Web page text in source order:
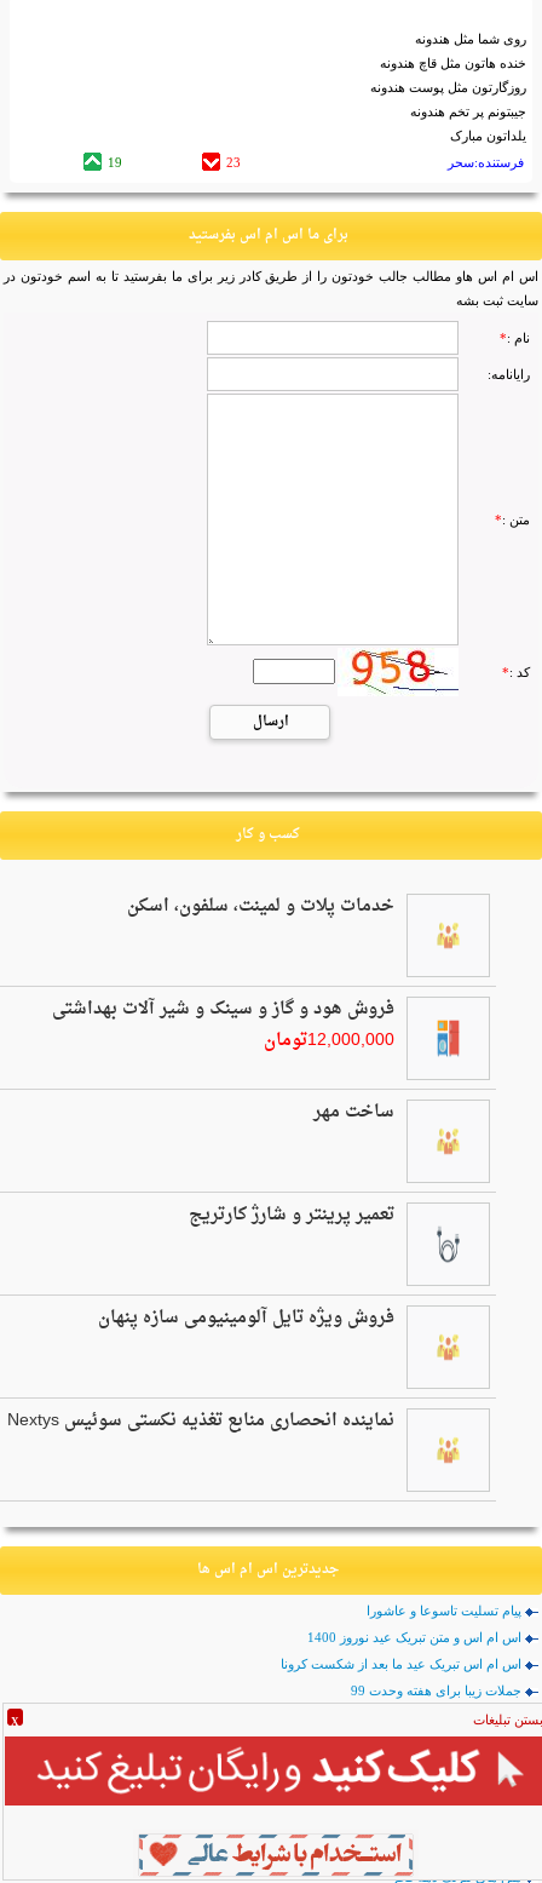
روی شما مثل هندونه
خنده هاتون مثل قاچ هندونه
روزگارتون مثل پوست هندونه
جیبتونم پر تخم هندونه
یلداتون مبارک
فرستنده:سحر
23
19
برای ما اس ام اس بفرستید
اس ام اس هاو مطالب جالب خودتون را از طریق کادر زیر برای ما بفرستید تا به اسم خودتون در
سایت ثبت بشه
نام :*
رایانامه:
متن :*
کد :*
کسب و کار
خدمات پلات و لمینت، سلفون، اسکن
فروش هود و گاز و سینک و شیر آلات بهداشتی
12,000,000تومان
ساخت مهر
تعمیر پرینتر و شارژ کارتریج
فروش ویژه تایل آلومینیومی سازه پنهان
نماینده انحصاری منابع تغذیه نکستی سوئیس Nextys
جدیدترین اس ام اس ها
پیام تسلیت تاسوعا و عاشورا
اس ام اس و متن تبریک عید نوروز 1400
اس ام اس تبریک عید ما بعد از شکست کرونا
جملات زیبا برای هفته وحدت 99
جملات زیبا تسلیت شهادت امام رضا علیه 99
اس ام اس رحلت رسول اکرم (ص) و شهادت امام حسن مجتبی (ع) 99
اس ام اس تسلیت تاسوعای حسینی
جملات زیبا برای شب های قدر
متن تبریک پیشاپیش عید نوروز 99 و کرونا
متن های تبریک دهه فجر
X بستن تبلیغات